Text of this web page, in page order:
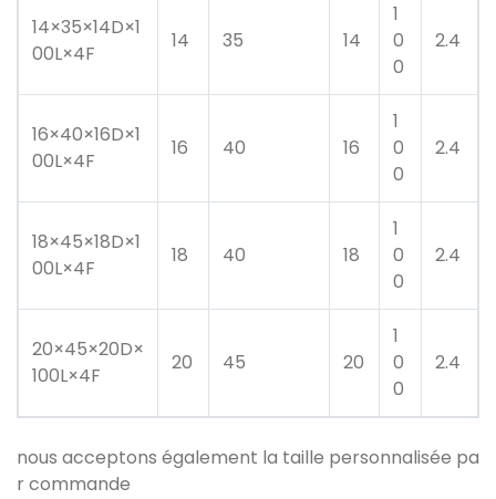
14×35×14D×1
00L×4F
14 35 14
1
0
0
2.4
16×40×16D×1
00L×4F
16 40 16
1
0
0
2.4
18×45×18D×1
00L×4F
18 40 18
1
0
0
2.4
20×45×20D×
100L×4F
20 45 20
1
0
0
2.4
nous acceptons également la taille personnalisée pa
r commande